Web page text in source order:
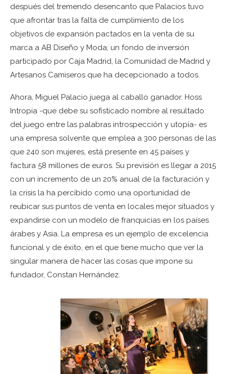
después del tremendo desencanto que Palacios tuvo
que afrontar tras la falta de cumplimiento de los
objetivos de expansión pactados en la venta de su
marca a AB Diseño y Moda; un fondo de inversión
participado por Caja Madrid, la Comunidad de Madrid y
Artesanos Camiseros que ha decepcionado a todos.
Ahora, Miguel Palacio juega al caballo ganador. Hoss
Intropia -que debe su sofisticado nombre al resultado
del juego entre las palabras introspección y utopía- es
una empresa solvente que emplea a 300 personas de las
que 240 son mujeres, está presente en 45 países y
factura 58 millones de euros. Su previsión es llegar a 2015
con un incremento de un 20% anual de la facturación y
la crisis la ha percibido como una oportunidad de
reubicar sus puntos de venta en locales mejor situados y
expandirse con un modelo de franquicias en los países
árabes y Asia. La empresa es un ejemplo de excelencia
funcional y de éxito, en el que tiene mucho que ver la
singular manera de hacer las cosas que impone su
fundador, Constan Hernández.